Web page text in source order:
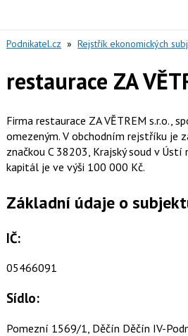
Podnikatel.cz » Rejstřík ekonomických
restaurace ZA
Firma restaurace ZA VĚTREM s.r.o.,
omezeným. V obchodním rejstříku je
značkou C 38203, Krajský soud v Ústí
kapitál je ve výši 100 000 Kč.
Základní údaje o
IČ:
05466091
Sídlo:
Pomezní 1569/1, Děčín Děčín IV-